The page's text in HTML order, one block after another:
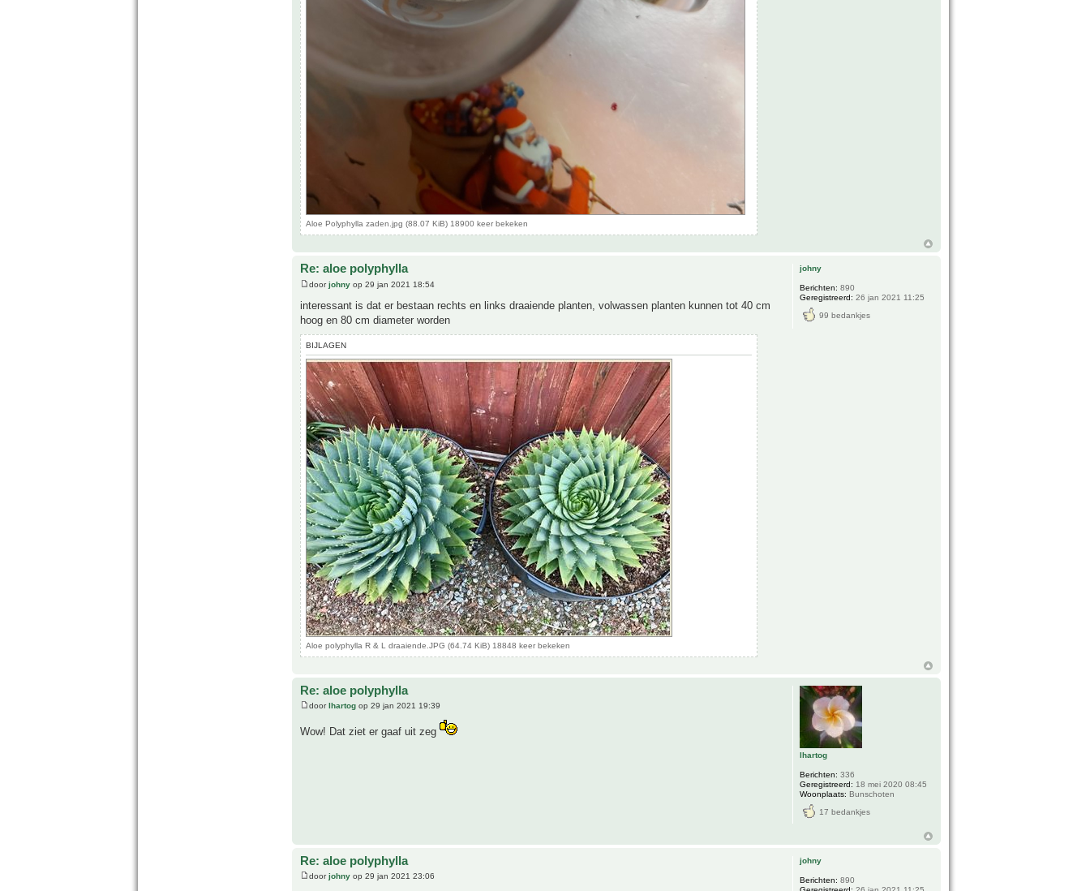
Aloe Polyphylla zaden.jpg (88.07 KiB) 18900 keer bekeken
Re: aloe polyphylla
doorjohny op 29 jan 2021 18:54
interessant is dat er bestaan rechts en links draaiende planten, volwassen planten kunnen tot 40 cm
hoog en 80 cm diameter worden
BIJLAGEN
Aloe polyphylla R & L draaiende.JPG (64.74 KiB) 18848 keer bekeken
johny
Berichten: 890
Geregistreerd: 26 jan 2021 11:25
99 bedankjes
Re: aloe polyphylla
doorlhartog op 29 jan 2021 19:39
Wow! Dat ziet er gaaf uit zeg
lhartog
Berichten: 336
Geregistreerd: 18 mei 2020 08:45
Woonplaats: Bunschoten
17 bedankjes
Re: aloe polyphylla
doorjohny op 29 jan 2021 23:06
johny
Berichten: 890